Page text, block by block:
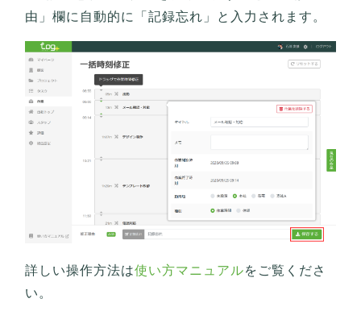
由」欄に自動的に「記録忘れ」と入力されます。
詳しい操作方法は使い方マニュアルをご覧くださ
い。